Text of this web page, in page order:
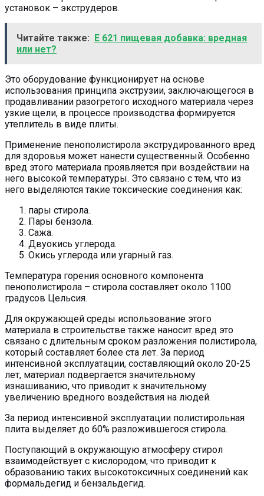
установок – экструдеров.
Читайте также:
Е 621 пищевая добавка: вредная
или нет?
Это оборудование функционирует на основе
использования принципа экструзии, заключающегося в
продавливании разогретого исходного материала через
узкие щели, в процессе производства формируется
утеплитель в виде плиты.
Применение пенополистирола экструдированного вред
для здоровья может нанести существенный. Особенно
вред этого материала проявляется при воздействии на
него высокой температуры. Это связано с тем, что из
него выделяются такие токсические соединения как:
пары стирола.
Пары бензола.
Сажа.
Двуокись углерода.
Окись углерода или угарный газ.
Температура горения основного компонента
пенополистирола – стирола составляет около 1100
градусов Цельсия.
Для окружающей среды использование этого
материала в строительстве также наносит вред это
связано с длительным сроком разложения полистирола,
который составляет более ста лет. За период
интенсивной эксплуатации, составляющий около 20-25
лет, материал подвергается значительному
изнашиванию, что приводит к значительному
увеличению вредного воздействия на людей.
За период интенсивной эксплуатации полистирольная
плита выделяет до 60% разложившегося стирола.
Поступающий в окружающую атмосферу стирол
взаимодействует с кислородом, что приводит к
образованию таких высокотоксичных соединений как
формальдегид и бензальдегид.